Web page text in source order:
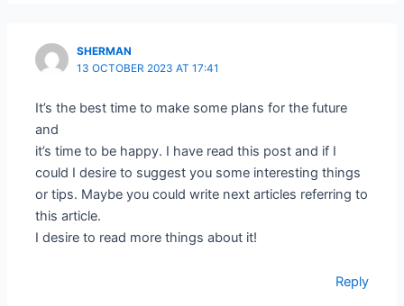
SHERMAN
13 OCTOBER 2023 AT 17:41
It’s the best time to make some plans for the future
and
it’s time to be happy. I have read this post and if I
could I desire to suggest you some interesting things
or tips. Maybe you could write next articles referring to
this article.
I desire to read more things about it!
Reply